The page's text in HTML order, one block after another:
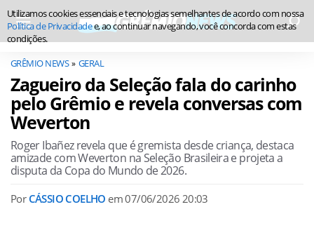
GRÊMIO NEWS GERAL
Zagueiro da Seleção fala do carinho
pelo Grêmio e revela conversas com
Weverton
Roger Ibañez revela que é gremista desde criança, destaca
amizade com Weverton na Seleção Brasileira e projeta a
disputa da Copa do Mundo de 2026.
Por CÁSSIO COELHO em07/06/2026 20:03
Utilizamos cookies essenciais e tecnologias semelhantes de acordo com nossa
Política de Privacidadee, ao continuar navegando, você concorda com estas
condições.